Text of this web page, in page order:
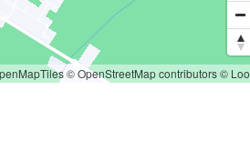
© OpenStreetMap contributors©